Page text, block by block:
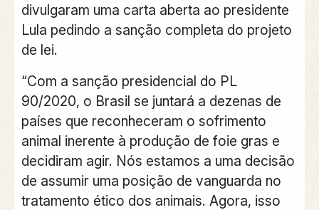
divulgaram uma carta aberta ao presidente
Lula pedindo a sanção completa do projeto
de lei.
“Com a sanção presidencial do PL
90/2020, o Brasil se juntará a dezenas de
países que reconheceram o sofrimento
animal inerente à produção de foie gras e
decidiram agir. Nós estamos a uma decisão
de assumir uma posição de vanguarda no
tratamento ético dos animais. Agora, isso